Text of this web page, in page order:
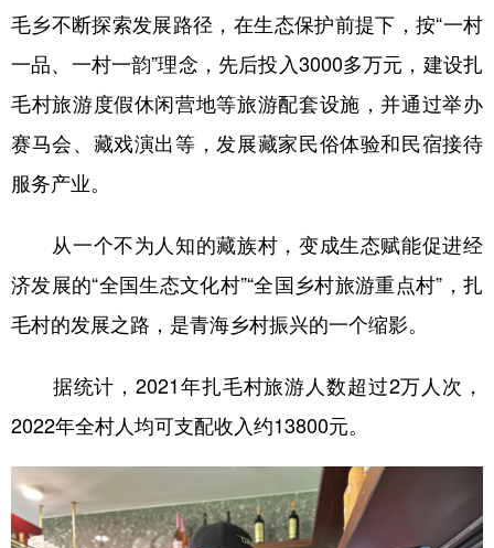
毛乡不断探索发展路径，在生态保护前提下，按“一村
一品、一村一韵”理念，先后投入3000多万元，建设扎
毛村旅游度假休闲营地等旅游配套设施，并通过举办
赛马会、藏戏演出等，发展藏家民俗体验和民宿接待
服务产业。
从一个不为人知的藏族村，变成生态赋能促进经
济发展的“全国生态文化村”“全国乡村旅游重点村”，扎
毛村的发展之路，是青海乡村振兴的一个缩影。
据统计，2021年扎毛村旅游人数超过2万人次，
2022年全村人均可支配收入约13800元。